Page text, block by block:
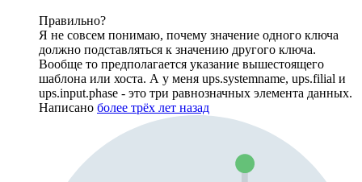
Правильно?
Я не совсем понимаю, почему значение одного ключа
должно подставляться к значению другого ключа.
Вообще то предполагается указание вышестоящего
шаблона или хоста. А у меня ups.systemname, ups.filial и
ups.input.phase - это три равнозначных элемента данных.
Написано более трёх лет назад